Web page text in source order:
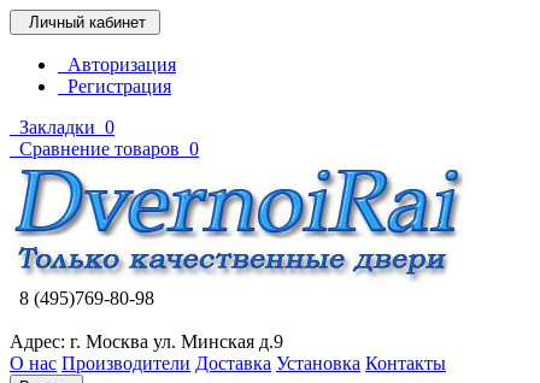
Личный кабинет
Авторизация
Регистрация
Закладки 0
Сравнение товаров 0
8 (495)769-80-98
Адрес: г. Москва ул. Минская д.9
О нас Производители Доставка Установка Контакты